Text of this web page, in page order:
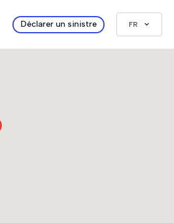
Déclarer un sinistre FR